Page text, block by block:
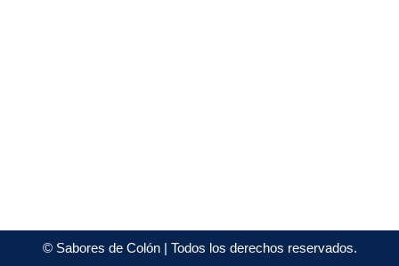
©Sabores de Colón| Todos los derechos reservados.